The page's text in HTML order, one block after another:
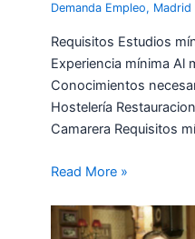
Demanda Empleo, Madrid
Requisitos Estudios
Experiencia mínima Al
Conocimientos
Hostelería
Camarera Requisitos
Read More »